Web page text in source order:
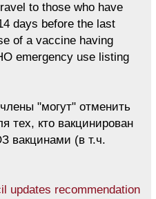
to those who have
days before the last
of a vaccine having
emergency use listing
"могут" отменить
тех, кто вакцинирован
вакцинами (в т.ч.
updates recommendation